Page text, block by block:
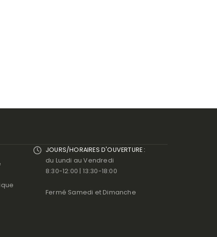
JOURS/HORAIRES D'OUVERTURE :
du Lundi au Vendredi
8:30-12:00 | 13:30-18:00
Fermé Samedi et Dimanche